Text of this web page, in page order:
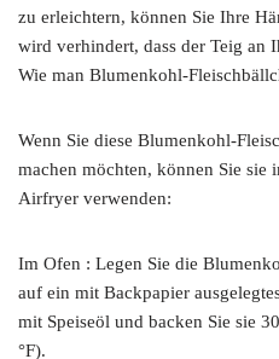
zu erleichtern, können Sie Ihre
wird verhindert, dass der Teig an
Wie man Blumenkohl-
Wenn Sie diese Blumenkohl-
machen möchten, können Sie sie
Airfryer verwenden:
Im Ofen : Legen Sie die
auf ein mit Backpapier
mit Speiseöl und backen Sie sie
°F).